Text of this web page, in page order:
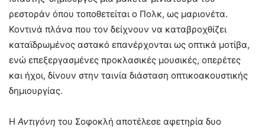
ρεστοράν όπου τοποθετείται ο Πολκ, ως μαριονέτα.
Κοντινά πλάνα που τον δείχνουν να καταβροχθίζει
καταϊδρωμένος αστακό επανέρχονται ως οπτικά μοτίβα,
ενώ επεξεργασμένες προκλασικές μουσικές, οπερέτες
και ήχοι, δίνουν στην ταινία διάσταση οπτικοακουστικής
δημιουργίας.
Η Αντιγόνη του Σοφοκλή αποτέλεσε αφετηρία δυο